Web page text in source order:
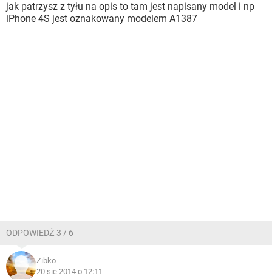
jak patrzysz z tyłu na opis to tam jest napisany model i np
iPhone 4S jest oznakowany modelem A1387
ODPOWIEDŹ 3 / 6
Zibko
20 sie 2014 o 12:11